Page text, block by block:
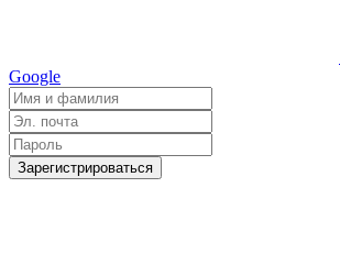
Google
Зарегистрироваться